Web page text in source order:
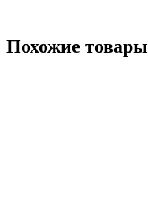
Похожие товары